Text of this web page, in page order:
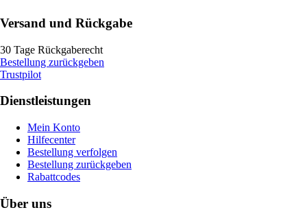
Versand und Rückgabe
30 Tage Rückgaberecht
Bestellung zurückgeben
Trustpilot
Dienstleistungen
Mein Konto
Hilfecenter
Bestellung verfolgen
Bestellung zurückgeben
Rabattcodes
Über uns